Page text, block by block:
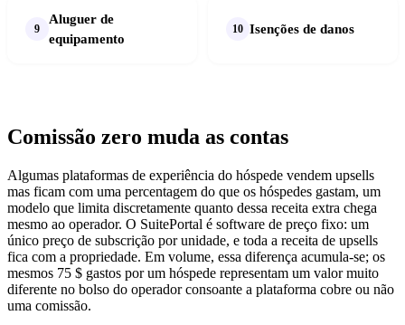
Aluguer de
equipamento
Isenções de danos
Comissão zero muda as contas
Algumas plataformas de experiência do hóspede vendem upsells
mas ficam com uma percentagem do que os hóspedes gastam, um
modelo que limita discretamente quanto dessa receita extra chega
mesmo ao operador. O SuitePortal é software de preço fixo: um
único preço de subscrição por unidade, e toda a receita de upsells
fica com a propriedade. Em volume, essa diferença acumula-se; os
mesmos 75 $ gastos por um hóspede representam um valor muito
diferente no bolso do operador consoante a plataforma cobre ou não
uma comissão.